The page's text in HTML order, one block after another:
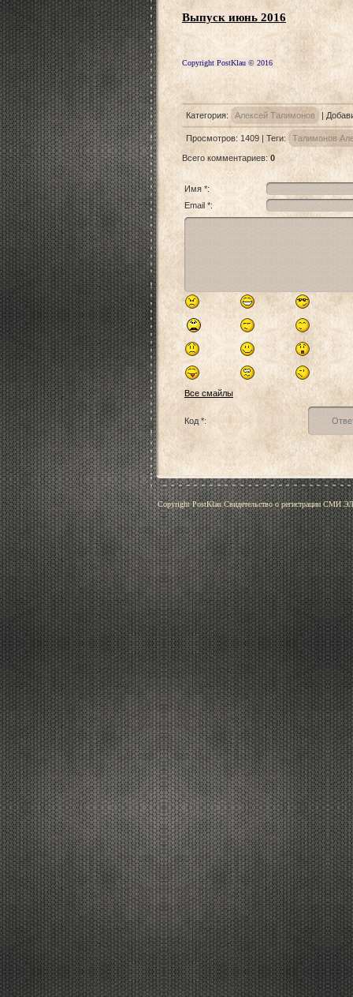
Выпуск июнь 2016
Copyright PostKlau © 2016
Категория: Алексей Талимонов |
Просмотров: 1409 | Теги: Талимонов
Всего комментариев:0
Имя *:
Email *:
Все смайлы
Код *:
Copyright PostKlau Свидетельство о регистрации СМИ